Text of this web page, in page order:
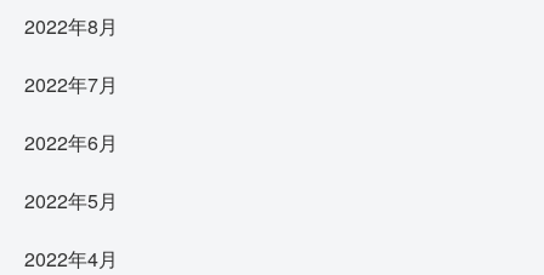
2022年8月
2022年7月
2022年6月
2022年5月
2022年4月